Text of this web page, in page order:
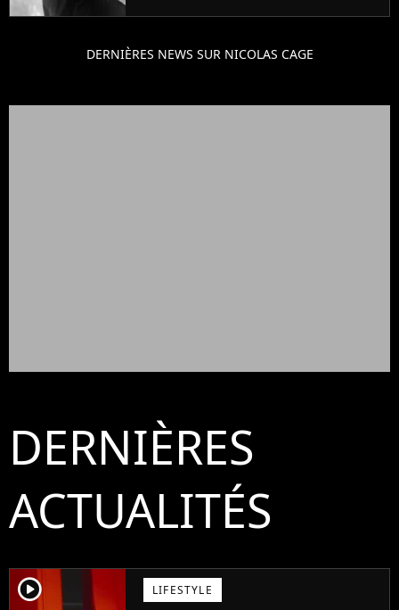
DERNIÈRES NEWS SUR NICOLAS CAGE
DERNIÈRES
ACTUALITÉS
player2 LIFESTYLE